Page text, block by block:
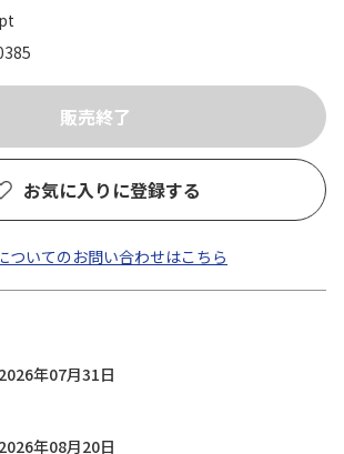
お気に入りに登録する
ついてのお問い合わせはこちら
年07月31日
年08月20日